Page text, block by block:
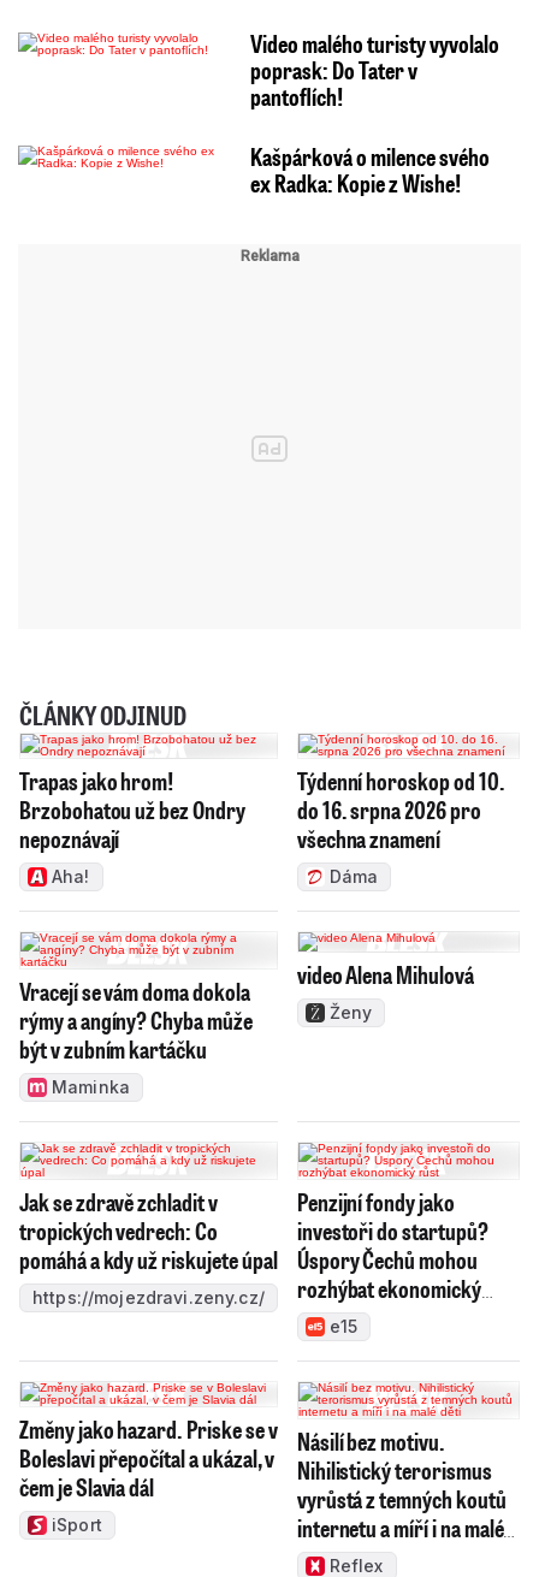
Video malého turisty vyvolalo
poprask: Do Tater v
pantoflích!
Kašpárková o milence svého
ex Radka: Kopie z Wishe!
ČLÁNKY ODJINUD
Trapas jako hrom!
Brzobohatou už bez Ondry
nepoznávají
Aha!
Týdenní horoskop od 10.
do 16. srpna 2026 pro
všechna znamení
Dáma
Vracejí se vám doma dokola
rýmy a angíny? Chyba může
být v zubním kartáčku
Maminka
video Alena Mihulová
Ženy
Jak se zdravě zchladit v
tropických vedrech: Co
pomáhá a kdy už riskujete úpal
https://mojezdravi.zeny.cz/
Penzijní fondy jako
investoři do startupů?
Úspory Čechů mohou
rozhýbat ekonomický
růste15
Změny jako hazard. Priske se v
Boleslavi přepočítal a ukázal, v
čem je Slavia dál
iSport
Násilí bez motivu.
Nihilistický terorismus
vyrůstá z temných koutů
internetu a míří i na malé
dětiReflex